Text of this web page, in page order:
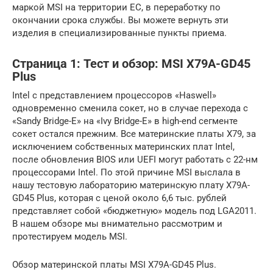
маркой MSI на территории EC, в переработку по
окончании срока службы. Вы можете вернуть эти
изделия в специализированные пункты приема.
Страница 1: Тест и обзор: MSI X79A-GD45
Plus
Intel с представлением процессоров «Haswell»
одновременно сменила сокет, но в случае перехода с
«Sandy Bridge-E» на «Ivy Bridge-E» в high-end сегменте
сокет остался прежним. Все материнские платы X79, за
исключением собственных материнских плат Intel,
после обновления BIOS или UEFI могут работать с 22-нм
процессорами Intel. По этой причине MSI выслала в
нашу тестовую лабораторию материнскую плату X79A-
GD45 Plus, которая с ценой около 6,6 тыс. рублей
представляет собой «бюджетную» модель под LGA2011.
В нашем обзоре мы внимательно рассмотрим и
протестируем модель MSI.
Обзор материнской платы MSI X79A-GD45 Plus.